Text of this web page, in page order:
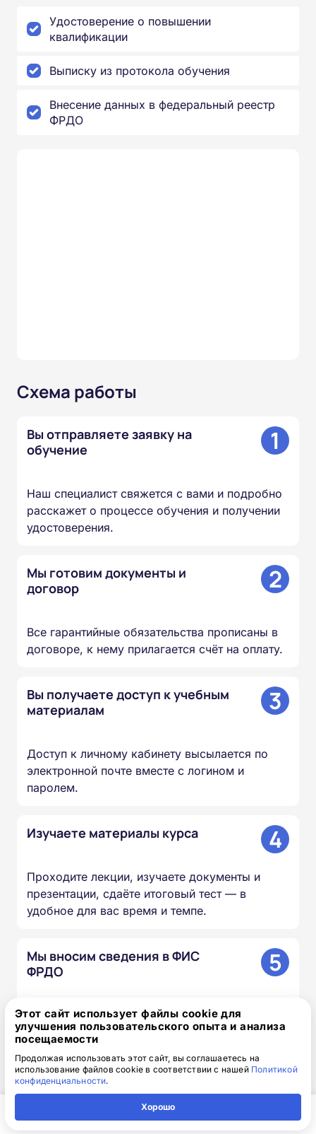
Удостоверение о повышении
квалификации
Выписку из протокола обучения
Внесение данных в федеральный реестр
ФРДО
Схема работы
Вы отправляете заявку на
обучение
1
Наш специалист свяжется с вами и подробно
расскажет о процессе обучения и получении
удостоверения.
Мы готовим документы и
договор
2
Все гарантийные обязательства прописаны в
договоре, к нему прилагается счёт на оплату.
Вы получаете доступ к учебным
материалам
3
Доступ к личному кабинету высылается по
электронной почте вместе с логином и
паролем.
Изучаете материалы курса 4
Проходите лекции, изучаете документы и
презентации, сдаёте итоговый тест — в
удобное для вас время и темпе.
Мы вносим сведения в ФИС
ФРДО
5
Информация о выданных удостоверениях и
дипломах передаётся в федеральный реестр в
течение 20–60 дней.
Вы получаете оригиналы
6
Этот сайт использует файлы cookie для
улучшения пользовательского опыта и анализа
посещаемости
Продолжая использовать этот сайт, вы соглашаетесь на
использование файлов cookie в соответствии с нашей Политикой
конфиденциальности.
Хорошо